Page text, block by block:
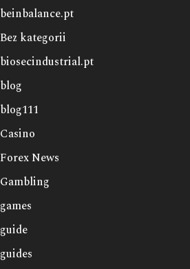
beinbalance.pt
Bez kategorii
biosecindustrial.pt
blog
blog111
Casino
Forex News
Gambling
games
guide
guides